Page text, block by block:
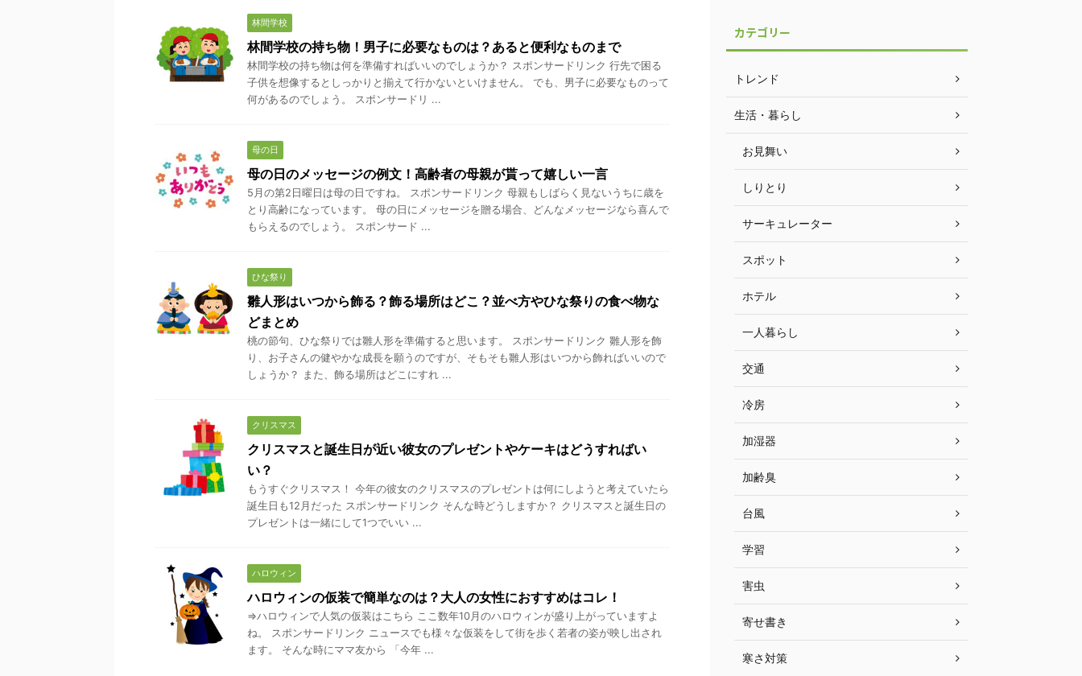
林間学校
林間学校の持ち物！男子に必要なものは？あると便利なものまで
林間学校の持ち物は何を準備すればいいのでしょうか？ スポンサードリンク 行先で困る
子供を想像するとしっかりと揃えて行かないといけません。 でも、男子に必要なものって
何があるのでしょう。 スポンサードリ ...
母の日
母の日のメッセージの例文！高齢者の母親が貰って嬉しい一言
5月の第2日曜日は母の日ですね。 スポンサードリンク 母親もしばらく見ないうちに歳を
とり高齢になっています。 母の日にメッセージを贈る場合、どんなメッセージなら喜んで
もらえるのでしょう。 スポンサード ...
ひな祭り
雛人形はいつから飾る？飾る場所はどこ？並べ方やひな祭りの食べ物な
どまとめ
桃の節句、ひな祭りでは雛人形を準備すると思います。 スポンサードリンク 雛人形を飾
り、お子さんの健やかな成長を願うのですが、そもそも雛人形はいつから飾ればいいので
しょうか？ また、飾る場所はどこにすれ ...
クリスマス
クリスマスと誕生日が近い彼女のプレゼントやケーキはどうすればい
い？
もうすぐクリスマス！ 今年の彼女のクリスマスのプレゼントは何にしようと考えていたら
誕生日も12月だった スポンサードリンク そんな時どうしますか？ クリスマスと誕生日の
プレゼントは一緒にして1つでいい ...
ハロウィン
ハロウィンの仮装で簡単なのは？大人の女性におすすめはコレ！
⇒ハロウィンで人気の仮装はこちら ここ数年10月のハロウィンが盛り上がっていますよ
ね。 スポンサードリンク ニュースでも様々な仮装をして街を歩く若者の姿が映し出され
ます。 そんな時にママ友から 「今年 ...
カテゴリー
トレンド
生活・暮らし
お見舞い
しりとり
サーキュレーター
スポット
ホテル
一人暮らし
交通
冷房
加湿器
加齢臭
台風
学習
害虫
寄せ書き
寒さ対策